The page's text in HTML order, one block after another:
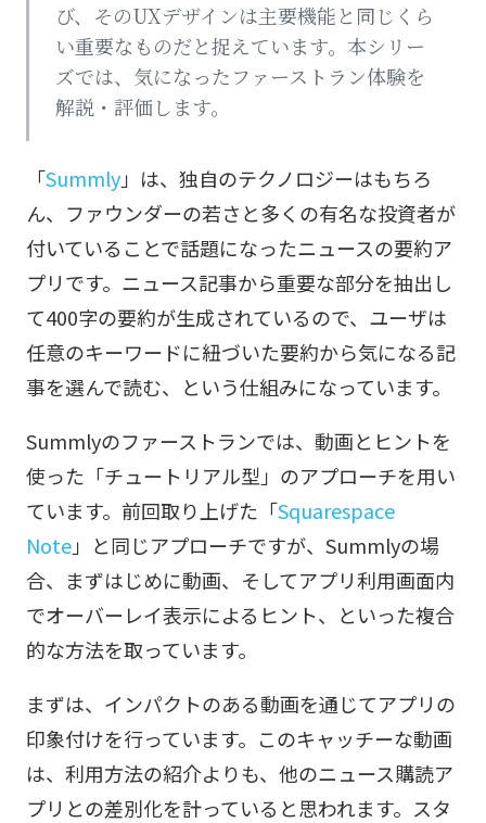
び、そのUXデザインは主要機能と同じくら
い重要なものだと捉えています。本シリー
ズでは、気になったファーストラン体験を
解説・評価します。
「Summly」は、独自のテクノロジーはもちろ
ん、ファウンダーの若さと多くの有名な投資者が
付いていることで話題になったニュースの要約ア
プリです。ニュース記事から重要な部分を抽出し
て400字の要約が生成されているので、ユーザは
任意のキーワードに紐づいた要約から気になる記
事を選んで読む、という仕組みになっています。
Summlyのファーストランでは、動画とヒントを
使った「チュートリアル型」のアプローチを用い
ています。前回取り上げた「Squarespace
Note」と同じアプローチですが、Summlyの場
合、まずはじめに動画、そしてアプリ利用画面内
でオーバーレイ表示によるヒント、といった複合
的な方法を取っています。
まずは、インパクトのある動画を通じてアプリの
印象付けを行っています。このキャッチーな動画
は、利用方法の紹介よりも、他のニュース購読ア
プリとの差別化を計っていると思われます。スタ